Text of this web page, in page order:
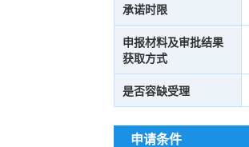
承诺时限
申报材料及审批结果
获取方式
是否容缺受理
申请条件